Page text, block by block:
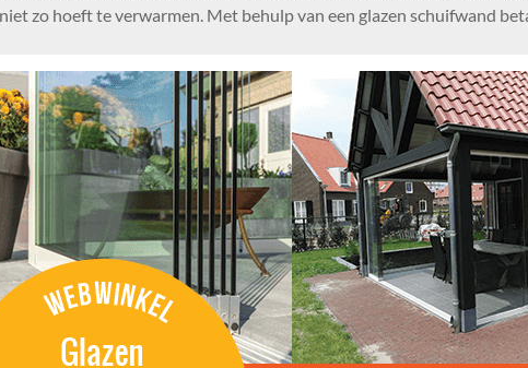
zo hoeft te verwarmen. Met behulp van een glazen schuifwand